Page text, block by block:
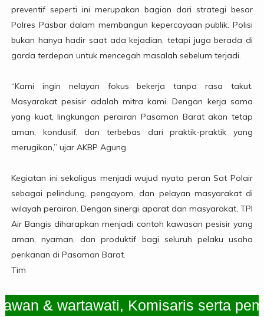
preventif seperti ini merupakan bagian dari strategi besar
Polres Pasbar dalam membangun kepercayaan publik. Polisi
bukan hanya hadir saat ada kejadian, tetapi juga berada di
garda terdepan untuk mencegah masalah sebelum terjadi.
“Kami ingin nelayan fokus bekerja tanpa rasa takut.
Masyarakat pesisir adalah mitra kami. Dengan kerja sama
yang kuat, lingkungan perairan Pasaman Barat akan tetap
aman, kondusif, dan terbebas dari praktik-praktik yang
merugikan,” ujar AKBP Agung.
Kegiatan ini sekaligus menjadi wujud nyata peran Sat Polair
sebagai pelindung, pengayom, dan pelayan masyarakat di
wilayah perairan. Dengan sinergi aparat dan masyarakat, TPI
Air Bangis diharapkan menjadi contoh kawasan pesisir yang
aman, nyaman, dan produktif bagi seluruh pelaku usaha
perikanan di Pasaman Barat.
Tim
& wartawati, Komisaris serta